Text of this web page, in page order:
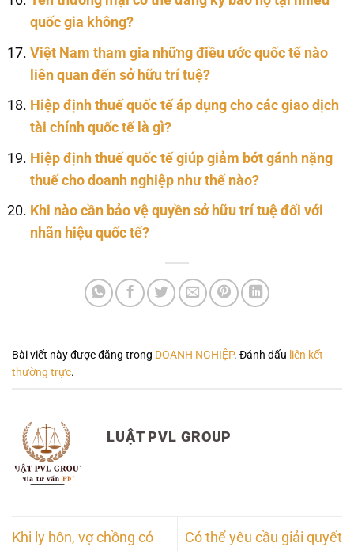
quốc gia không?
Việt Nam tham gia những điều ước quốc tế nào
liên quan đến sở hữu trí tuệ?
Hiệp định thuế quốc tế áp dụng cho các giao dịch
tài chính quốc tế là gì?
Hiệp định thuế quốc tế giúp giảm bớt gánh nặng
thuế cho doanh nghiệp như thế nào?
Khi nào cần bảo vệ quyền sở hữu trí tuệ đối với
nhãn hiệu quốc tế?
Bài viết này được đăng trong DOANH NGHIỆP. Đánh dấu liên kết
thường trực.
LUẬT PVL GROUP
Khi ly hôn, vợ chồng có
Có thể yêu cầu giải quyết